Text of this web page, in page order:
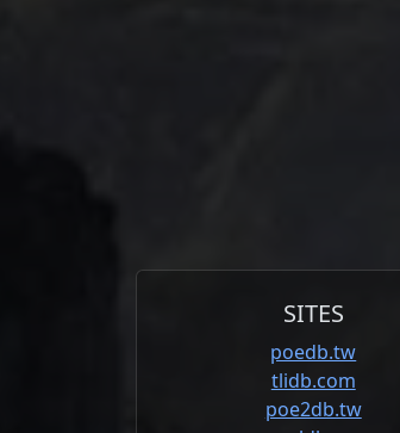
SITES
poedb.tw
tlidb.com
poe2db.tw